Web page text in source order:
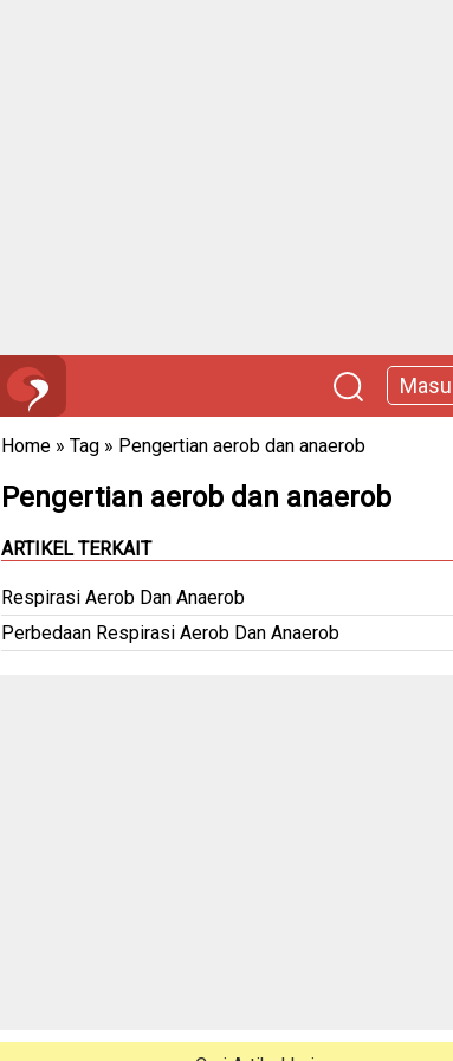
Home » Tag » Pengertian aerob dan anaerob
Pengertian aerob dan anaerob
ARTIKEL TERKAIT
Respirasi Aerob Dan Anaerob
Perbedaan Respirasi Aerob Dan Anaerob